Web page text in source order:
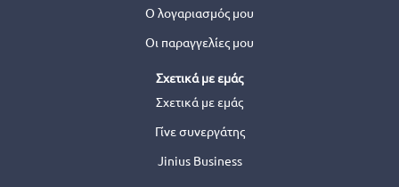
Ο λογαριασμός μου
Οι παραγγελίες μου
Σχετικά με εμάς
Σχετικά με εμάς
Γίνε συνεργάτης
Jinius Business